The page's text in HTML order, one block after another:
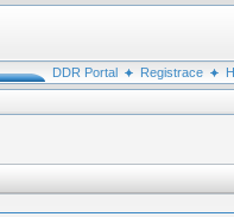
DDR Portal Registrace